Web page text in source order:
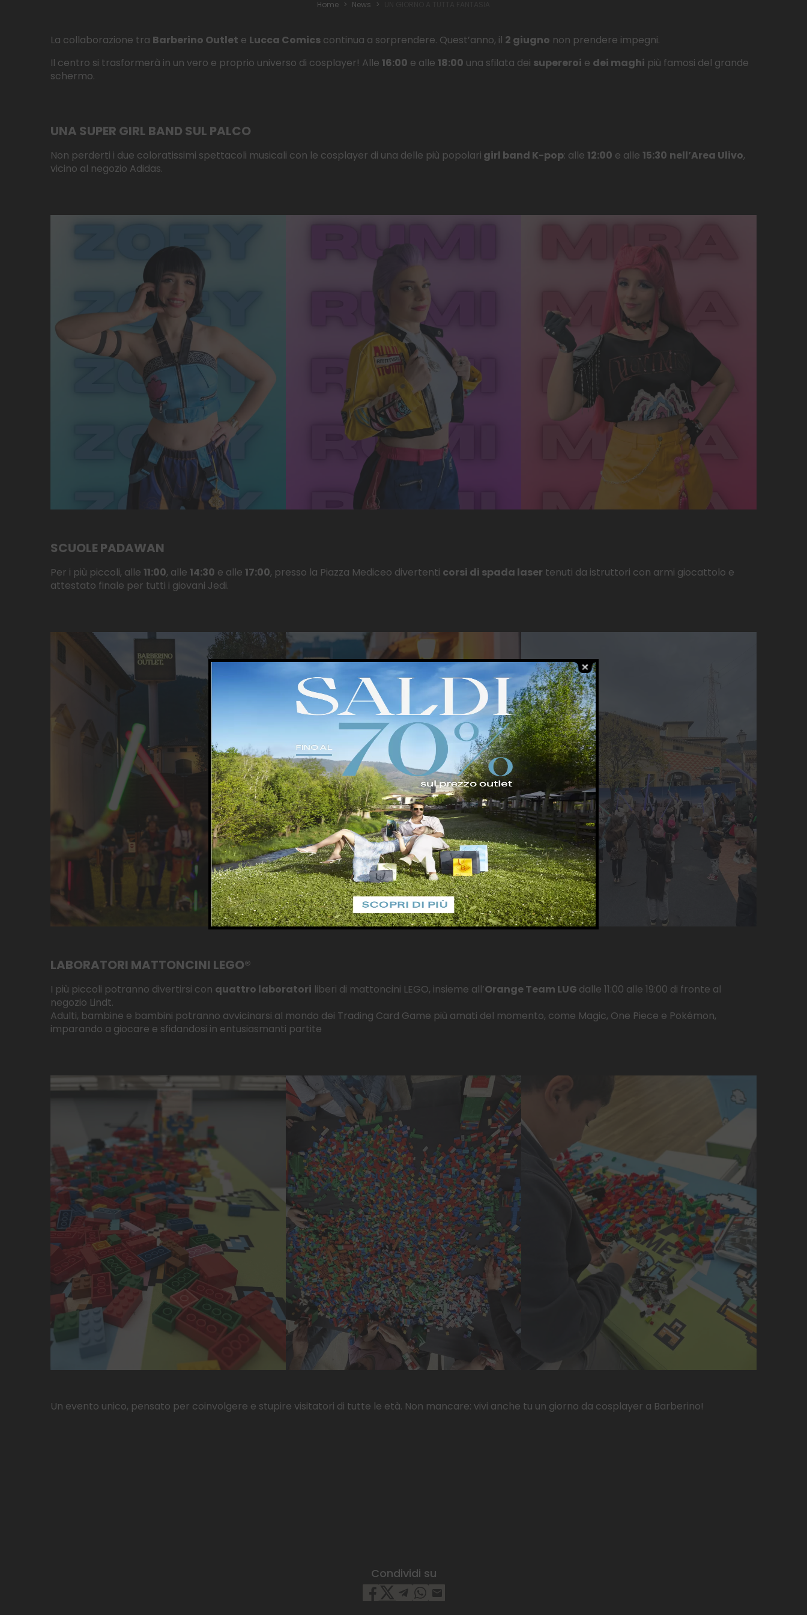
Domenica
Home News
La collaborazione tra Barberino Outlet e Lucca Comics continua a sorprendere. Quest’anno, il 2 giugno non prendere impegni.
Il centro si trasformerà in un vero e proprio universo di cosplayer! Alle 16:00 e alle 18:00 una sfilata dei supereroi e dei maghi più famosi del grande
schermo.
UNA SUPER GIRL BAND SUL PALCO
Non perderti i due coloratissimi spettacoli musicali con le cosplayer di una delle più popolari girl band K-pop: alle 12:00 e alle 15:30 nell’Area Ulivo,
vicino al negozio Adidas.
SCUOLE PADAWAN
Per i più piccoli, alle 11:00, alle 14:30 e alle 17:00, presso la Piazza Mediceo divertenti corsi di spada laser tenuti da istruttori con armi giocattolo e
attestato finale per tutti i giovani Jedi.
LABORATORI MATTONCINI LEGO®
I più piccoli potranno divertirsi con quattro laboratori liberi di mattoncini LEGO, insieme all’Orange Team LUG dalle 11:00 alle 19:00 di fronte al
negozio Lindt.
Adulti, bambine e bambini potranno avvicinarsi al mondo dei Trading Card Game più amati del momento, come Magic, One Piece e Pokémon,
imparando a giocare e sfidandosi in entusiasmanti partite
Un evento unico, pensato per coinvolgere e stupire visitatori di tutte le età. Non mancare: vivi anche tu un giorno da cosplayer a Barberino!
Condividi su